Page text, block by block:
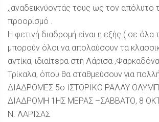
,,αναδεικνύοντάς τους ως τον απόλυτο
προορισμό .
Η φετινή διαδρομή είναι η εξής ( σε όλα
μπορούν όλοι να απολαύσουν τα
αντίκα, ιδιαίτερα στη Λάρισα
Τρίκαλα, όπου θα σταθμεύσουν για
ΔΙΑΔΡΟΜΕΣ 5ο ΙΣΤΟΡΙΚΟ ΡΑΛΛΥ
ΔΙΑΔΡΟΜΗ 1ΗΣ ΜΕΡΑΣ –ΣΑΒΒΑΤΟ, 8
Ν. ΛΑΡΙΣΑΣ